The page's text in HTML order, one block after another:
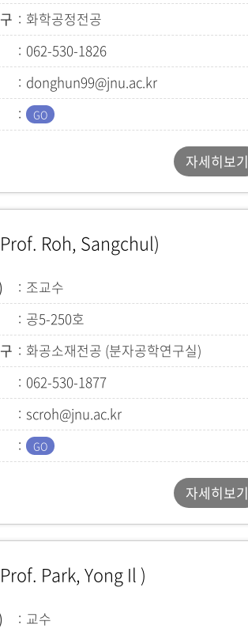
화학공정전공
(화학공정다공성신소재연구실)
062-530-1826
donghun99@jnu.ac.kr
자세히보기
Roh, Sangchul)
조교수
공5-250호
화공소재전공 (분자공학연구실)
062-530-1877
scroh@jnu.ac.kr
자세히보기
Park, Yong Il )
교수